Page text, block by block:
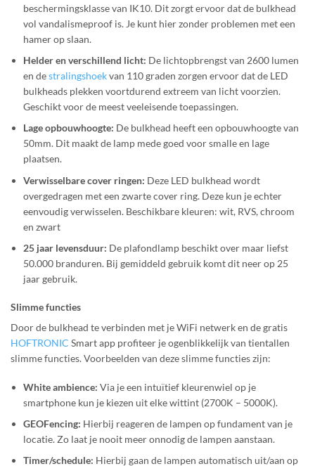
beschermingsklasse van IK10. Dit zorgt ervoor dat de bulkhead
vol vandalismeproof is. Je kunt hier zonder problemen met een
hamer op slaan.
Helder en verschillend licht: De lichtopbrengst van 2600 lumen
en destralingshoekvan 110 graden zorgen ervoor dat de LED
bulkheads plekken voortdurend extreem van licht voorzien.
Geschikt voor de meest veeleisende toepassingen.
Lage opbouwhoogte: De bulkhead heeft een opbouwhoogte van
50mm. Dit maakt de lamp mede goed voor smalle en lage
plaatsen.
Verwisselbare cover ringen: Deze LED bulkhead wordt
overgedragen met een zwarte cover ring. Deze kun je echter
eenvoudig verwisselen. Beschikbare kleuren: wit, RVS, chroom
en zwart
25 jaar levensduur: De plafondlamp beschikt over maar liefst
50.000 branduren. Bij gemiddeld gebruik komt dit neer op 25
jaar gebruik.
Slimme functies
Door de bulkhead te verbinden met je WiFi netwerk en de gratis
HOFTRONIC Smart app profiteer je ogenblikkelijk van tientallen
slimme functies. Voorbeelden van deze slimme functies zijn:
White ambience: Via je een intuïtief kleurenwiel op je
smartphone kun je kiezen uit elke wittint (2700K – 5000K).
GEOFencing: Hierbij reageren de lampen op fundament van je
locatie. Zo laat je nooit meer onnodig de lampen aanstaan.
Timer/schedule: Hierbij gaan de lampen automatisch uit/aan op